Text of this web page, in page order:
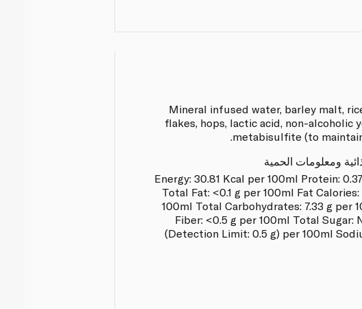
Mineral infused water, barley malt,
flakes, hops, lactic acid, non-alcoholic
metabisulfite (to
ومعلومات الحمية
Energy: 30.81 Kcal per 100ml Protein:
Total Fat: <0.1 g per 100ml Fat Calories:
100ml Total Carbohydrates: 7.33 g per
Fiber: <0.5 g per 100ml Total Sugar:
(Detection Limit: 0.5 g) per 100ml